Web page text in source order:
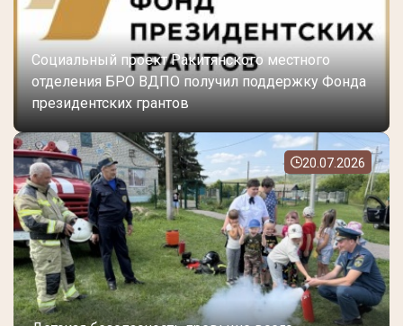
Социальный проект Ракитянского местного
отделения БРО ВДПО получил поддержку Фонда
президентских грантов
20.07.2026